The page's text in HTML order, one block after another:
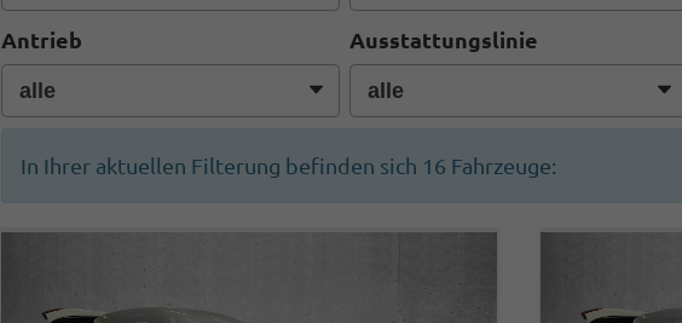
Antrieb Ausstattungslinie
In Ihrer aktuellen Filterung befinden sich 16 Fahrzeuge: